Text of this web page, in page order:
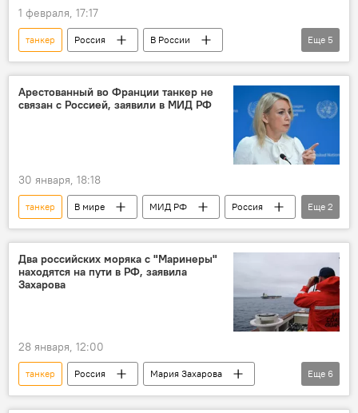
1 февраля, 17:17
танкер Россия
В России
Общество
США
экипаж
граждане России
Еще 5
Арестованный во Франции танкер не
связан с Россией, заявили в МИД РФ
30 января, 18:18
танкер В мире МИД РФ
Россия
Мария Захарова
Франция
Еще 2
Два российских моряка с "Маринеры"
находятся на пути в РФ, заявила
Захарова
28 января, 12:00
танкер Россия
Мария Захарова
МИД РФ
Общество
США
Еще 6